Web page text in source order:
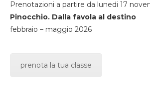
Prenotazioni a partire da lunedi 17
Pinocchio. Dalla favola al destino
febbraio – maggio 2026
prenota la tua classe